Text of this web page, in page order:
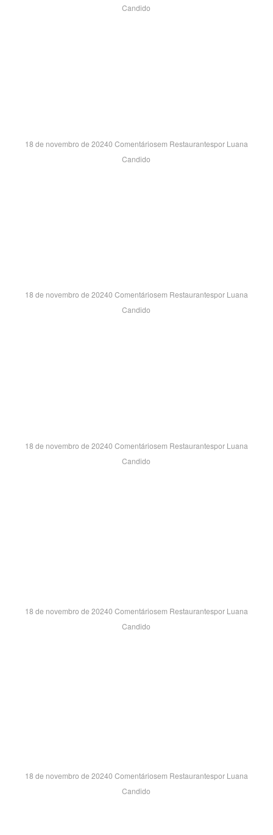
Candido
18 de novembro de 20240 Comentáriosem Restaurantespor Luana
Candido
18 de novembro de 20240 Comentáriosem Restaurantespor Luana
Candido
18 de novembro de 20240 Comentáriosem Restaurantespor Luana
Candido
18 de novembro de 20240 Comentáriosem Restaurantespor Luana
Candido
18 de novembro de 20240 Comentáriosem Restaurantespor Luana
Candido